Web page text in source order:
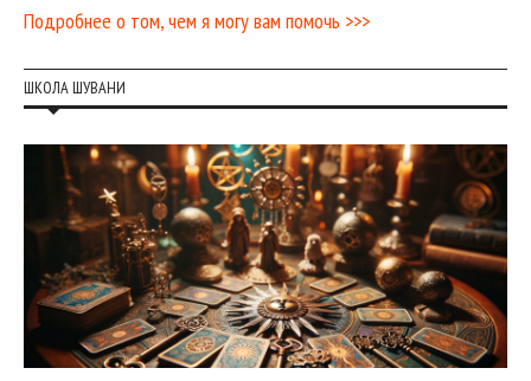
Подробнее о том, чем я могу вам помочь >>>
ШКОЛА ШУВАНИ